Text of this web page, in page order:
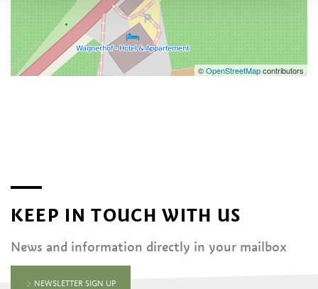
©OpenStreetMapcontributors
KEEP IN TOUCH WITH US
News and information directly in your mailbox
NEWSLETTER SIGN UP